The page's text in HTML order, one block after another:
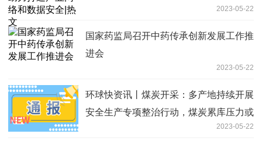
2023-05-22
国家药监局召开中药传承创新发展工作推
进会
2023-05-22
环球快资讯丨煤炭开采：多产地持续开展
安全生产专项整治行动，煤炭累库压力或
2023-05-22